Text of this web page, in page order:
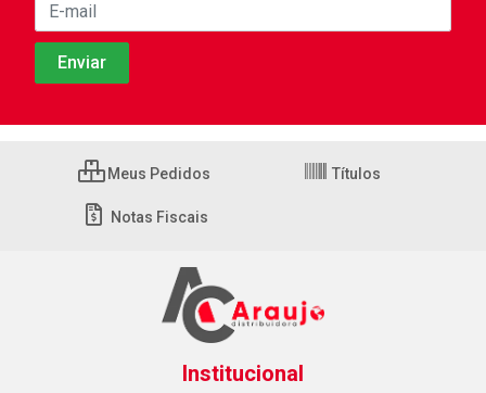
Meus Pedidos Títulos
Notas Fiscais
Institucional